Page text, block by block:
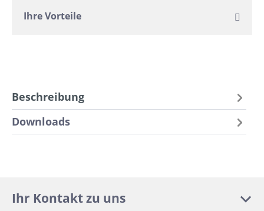
Ihre Vorteile
Beschreibung
Downloads
Ihr Kontakt zu uns